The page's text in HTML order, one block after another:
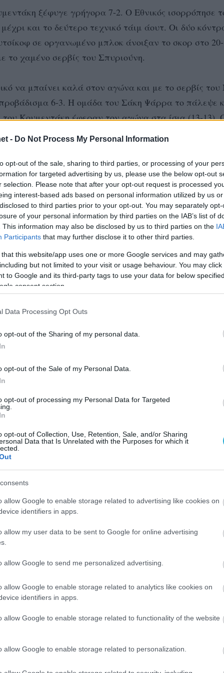
- Do Not Process My Personal Information
opt-out of the sale, sharing to third parties, or processing of your
for targeted advertising by us, please use the below opt-out
selection. Please note that after your opt-out request is processed
interest-based ads based on personal information utilized by us
to third parties prior to your opt-out. You may separately
of your personal information by third parties on the IAB’s list of
This information may also be disclosed by us to third parties on the
Participants that may further disclose it to other third parties.
that this website/app uses one or more Google services and may
but not limited to your visit or usage behaviour. You may
to Google and its third-party tags to use your data for below
consent section.
Data Processing Opt Outs
opt-out of the Sharing of my personal data.
opt-out of the Sale of my Personal Data.
opt-out of processing my Personal Data for Targeted
opt-out of Collection, Use, Retention, Sale, and/or Sharing
Data that Is Unrelated with the Purposes for which it
allow Google to enable storage related to advertising like cookies on
identifiers in apps.
allow my user data to be sent to Google for online advertising
allow Google to send me personalized advertising.
allow Google to enable storage related to analytics like cookies on
identifiers in apps.
allow Google to enable storage related to functionality of the website
allow Google to enable storage related to personalization.
ξέφυγε γρήγορα 7-2. Ο Εθνικός ισορρόπησε
και το δεύτερο τεχνικό τάιμ άουτ. Οι δύο
σε οργανωμένο μπλοκ άνοιξαν το σκορ στο 20-
το χαμένο σερβίς του Σπυριούνη.
να μπαίνει καλά στον αγώνα και με το σερβίς του
6-3. Η ομάδα του Σάκη Ψάρρα το πάλεψε
του Κουμεντάκη έφεραν τον αγώνα στα ίσια (13-13).
και λάθος επίθεση κι έτσι ο Εθνικός ξέφυγε 18-
ο Βούλγαρος διαγώνιος έχασε το σερβίς και ο
έχασε και αυτός το σερβίς αλλά ο
ο Ουτσίκοφ έκαναν σερί 3-0 για το 23-20 και το σετ
τον Αμπανόζ).
μετά από κακές υποδοχές του Εθνικού σε σερβίς του
ο ορεξάτος Στίγγας που ξεκίνησε βασικός στο 3ο
τη διαφορά στο 20-10. Ο Εθνικός πέταξε λευκή
ο οποίος με μπλοκ στον Ράμος Πέρεζ έβαλε την
δεν έχουμε μπει στο ρυθμό αυτών των αγώνων. Ο
καλά σήμερα. Κερδίσαμε εύκολα το πρώτο σετ,.
Θα πάμε στην έδρα του Εθνικού με στόχο να
να είμαστε έτοιμοι για τα κρίσιμα ματς.
Θέλουμε να παίξουμε καλύτερα σε σχέση με
το προσεγγίζουμε διαφορετικά. Αυτό θα
στο πρωτάθλημα ο Ολυμπιακός δεν έχει χάσει
πολλά ματς απέναντι τους. Θα έχουμε έξι
θα είμαστε πολύ ικανοποιημένοι».
«Κάναμε μία ακόμα καλή εμφάνιση. Η ομάδα
διακοπής είχαμε την ευκαιρία να
στα ημιτελικά και με καλές εμφανίσεις.
τελικοί και στο πρωτάθλημα και στο κύπελλο.
του φόρμα και η σημερινή μας εμφάνιση το
είπε:«Ήταν ένας άθλος φέτος γιατί φτάσαμε στην
Σύρου αλλά και μέχρι εδώ που φτάσαμε είναι
σετ. Ο ΠΑΟΚ έχει μπει σε άλλη τροχιά. Ηταν σαφώς
μπει σε άλλη διαδικασία. Είναι σε εγρήγορση για
δεύτερο αγώνα θέλουμε να κάνουμε ένα καλό
υπόσχεση από παράγοντες της Ραβέννα πως θα